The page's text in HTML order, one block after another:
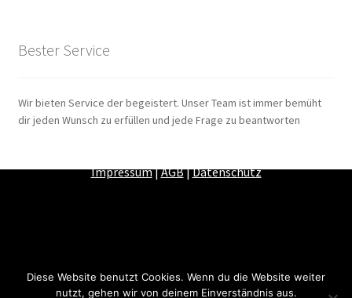
Bester Service
Wir bieten Service der begeistert. Unser Team ist immer bemüht
dir jeden Wunsch zu erfüllen und jede Frage zu beantworten
Impressum|AGB|Datenschutz
Diese Website benutzt Cookies. Wenn du die Website weiter
nutzt, gehen wir von deinem Einverständnis aus.